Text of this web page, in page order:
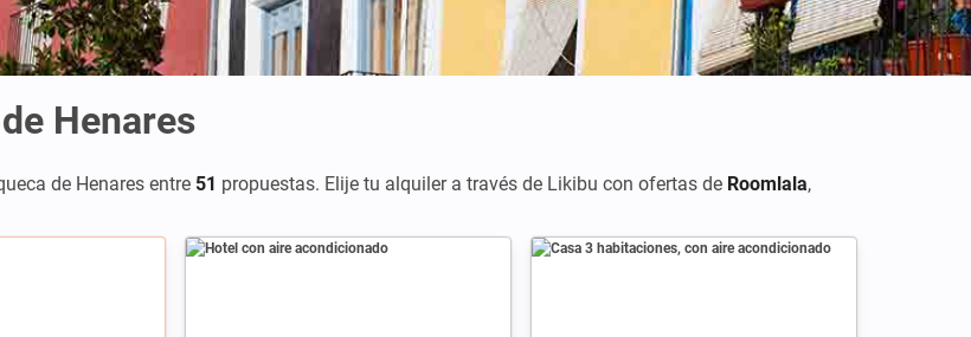
Henares
de Henares entre 51 propuestas. Elije tu alquiler a través de Likibu con ofertas de Roomlala,